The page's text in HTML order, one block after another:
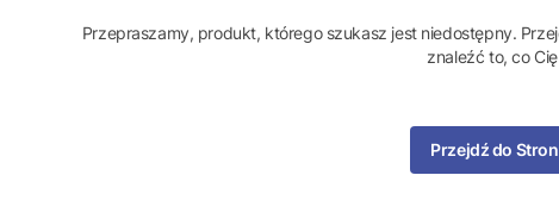
Przepraszamy, produkt, którego szukasz jest niedostępny.
znaleźć to, co
Przejdź do